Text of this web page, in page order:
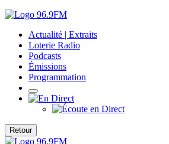
Actualité | Extraits
Loterie Radio
Podcasts
Émissions
Programmation
Retour